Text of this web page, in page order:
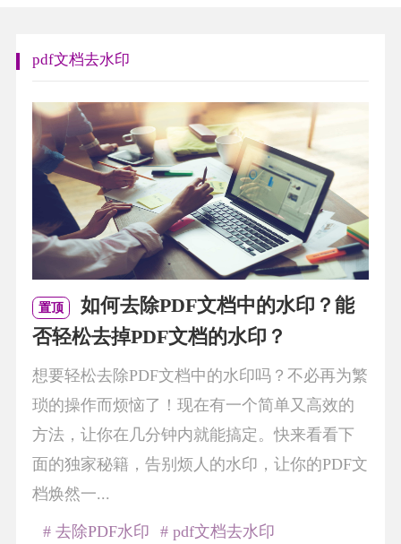
pdf文档去水印
置顶
如何去除PDF文档中的水印？能
否轻松去掉PDF文档的水印？
想要轻松去除PDF文档中的水印吗？不必再为繁
琐的操作而烦恼了！现在有一个简单又高效的
方法，让你在几分钟内就能搞定。快来看看下
面的独家秘籍，告别烦人的水印，让你的PDF文
档焕然一...
# 去除PDF水印
# pdf文档去水印